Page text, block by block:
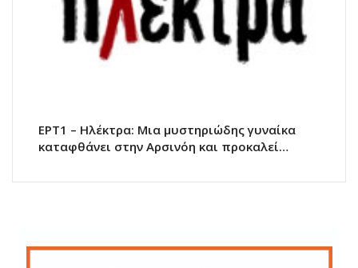
ΕΡΤ1 – Ηλέκτρα: Μια μυστηριώδης γυναίκα
καταφθάνει στην Αρσινόη και προκαλεί…